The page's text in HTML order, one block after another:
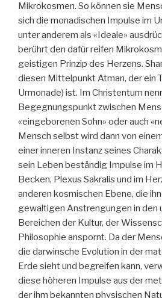
Mikrokosmen. So können sie
sich die monadischen Impulse im
unter anderem als «Ideale»
berührt den dafür reifen
geistigen Prinzip des Herzens.
diesen Mittelpunkt Atman, der ein
Urmonade) ist. Im Christentum
Begegnungspunkt zwischen
«eingeborenen Sohn» oder auch
Mensch selbst wird dann von
einer inneren Instanz seines
sein Leben beständig Impulse im
Becken, Plexus Sakralis und im
anderen kosmischen Ebene, die
gewaltigen Anstrengungen in den
Bereichen der Kultur, der
Philosophie anspornt. Da der
die darwinsche Evolution in der
Erde sieht und begreifen kann,
diese höheren Impulse aus der
der ihm bekannten physischen